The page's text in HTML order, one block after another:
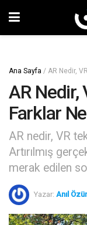
Ana Sayfa / AR Nedir,
AR Nedir,
Farklar
AR nedir, VR
Artırılmış
merak edilen
Yazar: Anıl